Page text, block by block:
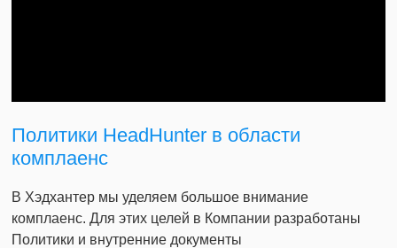
Политики HeadHunter в области
комплаенс
В Хэдхантер мы уделяем большое внимание
комплаенс. Для этих целей в Компании разработаны
Политики и внутренние документы